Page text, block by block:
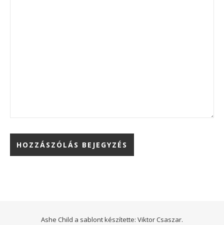
Ashe Child a sablont készítette: Viktor Csaszar.